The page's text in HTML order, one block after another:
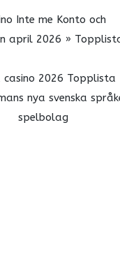
Inte me Konto och
april 2026 »
2026 Topplista
nya svenska
spelbolag